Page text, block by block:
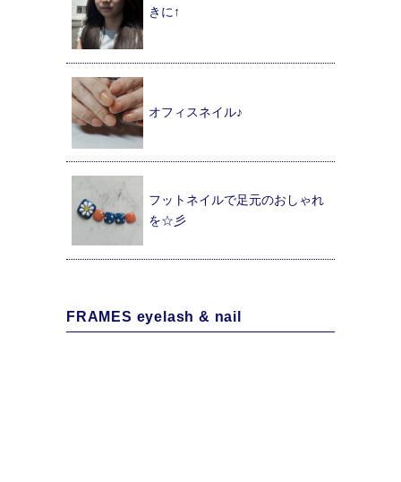
きに↑
オフィスネイル♪
フットネイルで足元のおしゃれ
を☆彡
FRAMES eyelash & nail